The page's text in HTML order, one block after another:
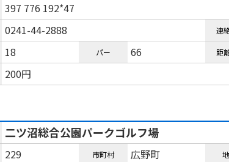
397 776 192*47
0241-44-2888 連
18 パー 66 距
200円
二ツ沼総合公園パークゴルフ場
229 市町村 広野町